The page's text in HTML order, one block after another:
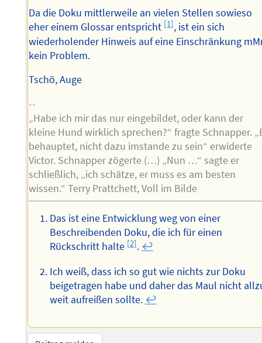
Da die Doku mittlerweile an vielen Stellen sowieso
eher einem Glossar entspricht [1], ist ein sich
wiederholender Hinweis auf eine Einschränkung
kein Problem.
Tschö, Auge
--
„Habe ich mir das nur eingebildet, oder kann der
kleine Hund wirklich sprechen?“ fragte Schnapper.
behauptet, nicht dazu imstande zu sein“ erwiderte
Victor. Schnapper zögerte (…) „Nun …“ sagte er
schließlich, „ich schätze, er muss es am besten
wissen.“ Terry Prattchett, Voll im Bilde
Das ist eine Entwicklung weg von einer
Beschreibenden Doku, die ich für einen
Rückschritt halte[2]. ↩︎
Ich weiß, dass ich so gut wie nichts zur Doku
beigetragen habe und daher das Maul nicht
weit aufreißen sollte. ↩︎